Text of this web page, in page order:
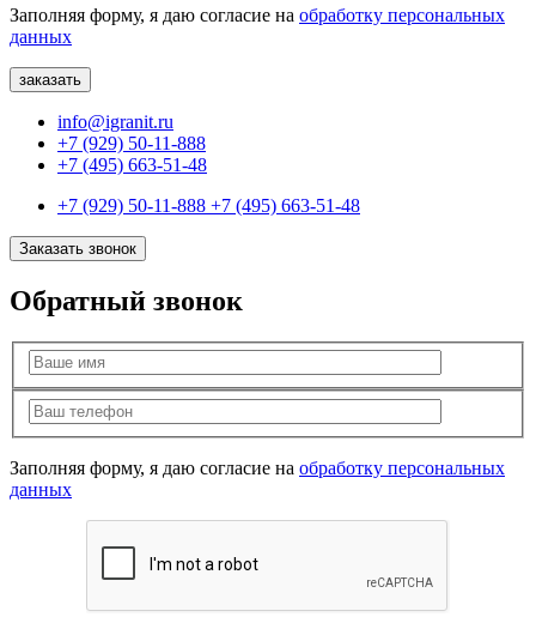
Заполняя форму, я даю согласие на обработку персональных
данных
info@igranit.ru
+7 (929) 50-11-888
+7 (495) 663-51-48
+7 (929) 50-11-888 +7 (495) 663-51-48
Заказать звонок
Обратный звонок
Заполняя форму, я даю согласие на обработку персональных
данных